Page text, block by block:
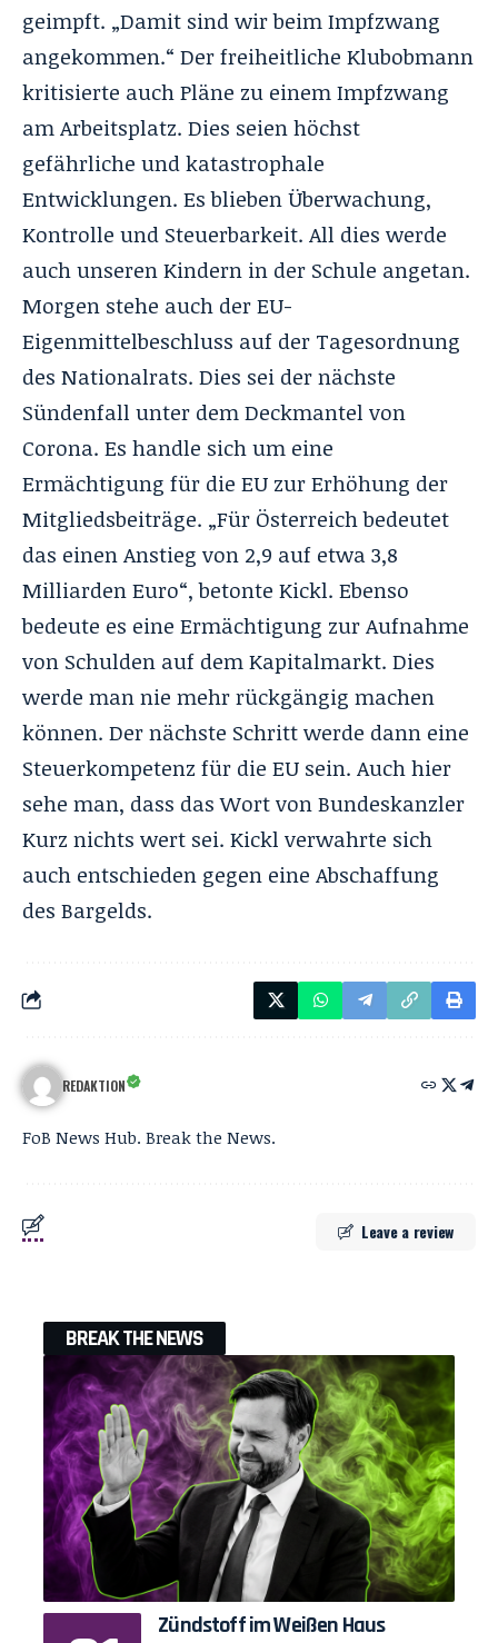
geimpft. „Damit sind wir beim Impfzwang
angekommen.“ Der freiheitliche Klubobmann
kritisierte auch Pläne zu einem Impfzwang
am Arbeitsplatz. Dies seien höchst
gefährliche und katastrophale
Entwicklungen. Es blieben Überwachung,
Kontrolle und Steuerbarkeit. All dies werde
auch unseren Kindern in der Schule angetan.
Morgen stehe auch der EU-
Eigenmittelbeschluss auf der Tagesordnung
des Nationalrats. Dies sei der nächste
Sündenfall unter dem Deckmantel von
Corona. Es handle sich um eine
Ermächtigung für die EU zur Erhöhung der
Mitgliedsbeiträge. „Für Österreich bedeutet
das einen Anstieg von 2,9 auf etwa 3,8
Milliarden Euro“, betonte Kickl. Ebenso
bedeute es eine Ermächtigung zur Aufnahme
von Schulden auf dem Kapitalmarkt. Dies
werde man nie mehr rückgängig machen
können. Der nächste Schritt werde dann eine
Steuerkompetenz für die EU sein. Auch hier
sehe man, dass das Wort von Bundeskanzler
Kurz nichts wert sei. Kickl verwahrte sich
auch entschieden gegen eine Abschaffung
des Bargelds.
REDAKTION
FoB News Hub. Break the News.
Leave a review
BREAK THE NEWS
Zündstoff im Weißen Haus